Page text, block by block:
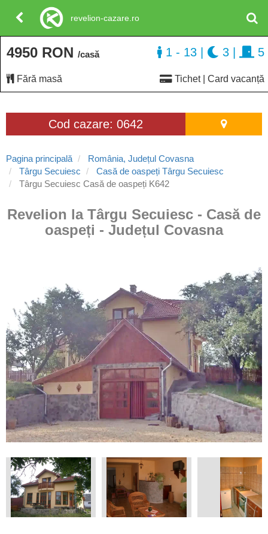
Cod cazare: 0642
Pagina principală
România, Județul Covasna
Târgu Secuiesc
Casă de oaspeți Târgu Secuiesc
Târgu Secuiesc Casă de oaspeți K642
Revelion la Târgu Secuiesc - Casă de
oaspeți - Județul Covasna
4950 RON /casă
Fără masă Tichet | Card vacanță
1 - 13 3 5
revelion-cazare.ro